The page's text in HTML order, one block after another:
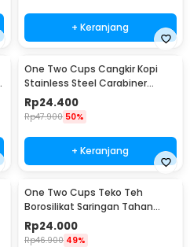
+ Keranjang
One Two Cups Cangkir Kopi
Stainless Steel Carabiner
Camping Cup 220ml - C125
Rp24.400
Rp47.900 50%
+ Keranjang
One Two Cups Teko Teh
Borosilikat Saringan Tahan
Panas Teapot 500ml - TP-757
Rp24.000
Rp46.900 49%